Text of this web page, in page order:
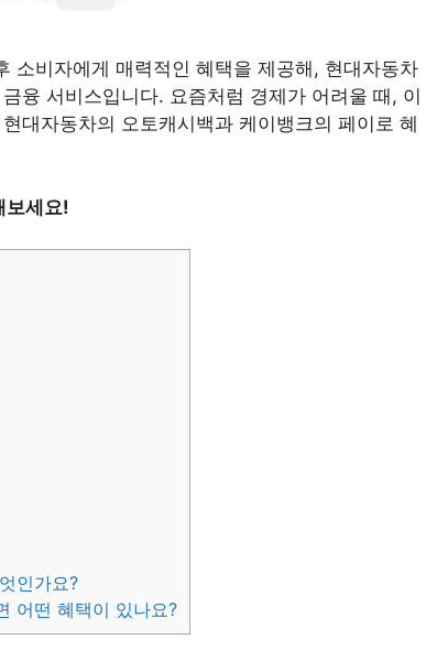
소비자에게 매력적인 혜택을 제공해, 현대자동차
융 서비스입니다. 요즘처럼 경제가 어려울 때, 이
대자동차의 오토캐시백과 케이뱅크의 페이로 혜
보세요!
인가요?
어떤 혜택이 있나요?